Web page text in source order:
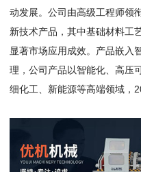
动发展。公司由高级工程师领
新技术产品，其中基础材料工
显著市场应用成效。产品嵌入
理，公司产品以智能化、高压
细化工、新能源等高端领域，